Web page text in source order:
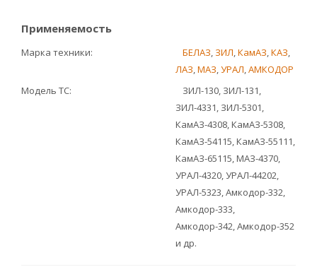
Применяемость
Марка техники БЕЛАЗ, ЗИЛ,КамАЗ,КАЗ,
ЛАЗ,МАЗ,УРАЛ,АМКОДОР
Модель ТС
ЗИЛ-130, ЗИЛ-131,
ЗИЛ-4331, ЗИЛ-5301,
КамАЗ-4308, КамАЗ-5308,
КамАЗ-54115, КамАЗ-55111,
КамАЗ-65115, МАЗ-4370,
УРАЛ-4320, УРАЛ-44202,
УРАЛ-5323, Амкодор-332,
Амкодор-333,
Амкодор-342, Амкодор-352
и др.